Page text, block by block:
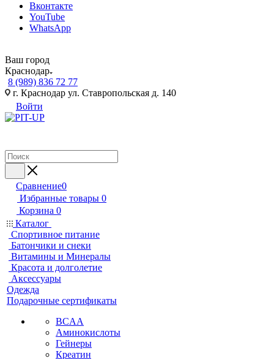
Вконтакте
YouTube
WhatsApp
Ваш город
Краснодар
8 (989) 836 72 77
г. Краснодар ул. Ставропольская д. 140
Войти
Сравнение0
Избранные товары 0
Корзина 0
Каталог
Спортивное питание
Батончики и снеки
Витамины и Минералы
Красота и долголетие
Аксессуары
Одежда
Подарочные сертификаты
BCAA
Аминокислоты
Гейнеры
Креатин